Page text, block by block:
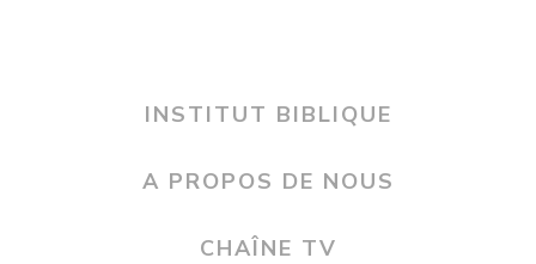
INSTITUT BIBLIQUE
A PROPOS DE NOUS
CHAÎNE TV